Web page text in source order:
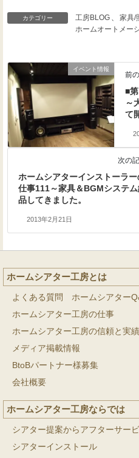
カテゴリー 工房BLOG 、 家具/
ホームオートメー
イベント情報
前
■
～
て
次の
ホームシアターインストーラー
仕事111～家具＆BGMシステ
品してきました。
2013年2月21日
ホームシアター工房とは
よくある質問 ホームシアター
ホームシアター工房の仕事
ホームシアター工房の信頼と実績
メディア掲載情報
BtoBパートナー様募集
会社概要
ホームシアター工房ならでは
シアター提案からアフターサー
シアターインストール